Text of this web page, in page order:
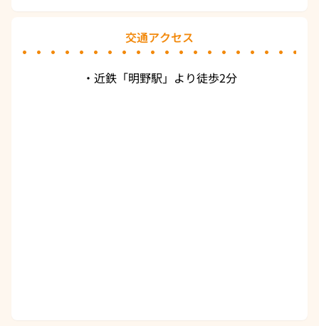
交通アクセス
・近鉄「明野駅」より徒歩2分